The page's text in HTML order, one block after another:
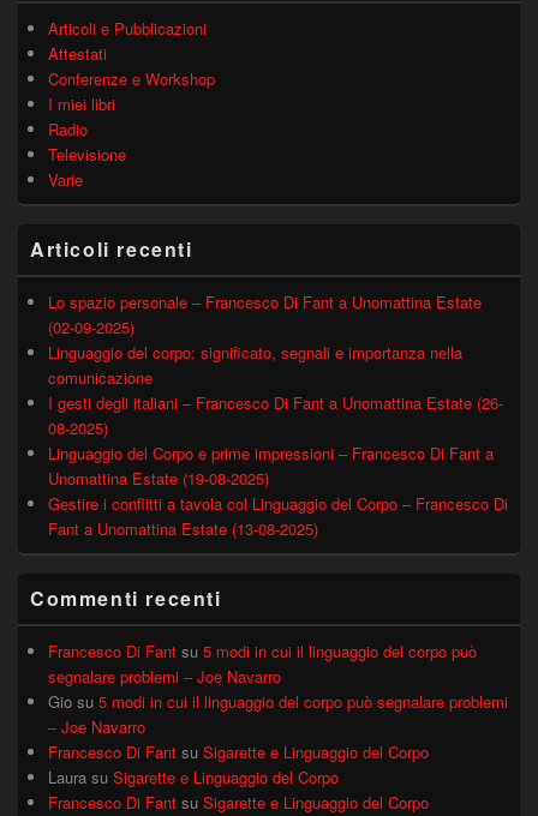
Articoli e Pubblicazioni
Attestati
Conferenze e Workshop
I miei libri
Radio
Televisione
Varie
Articoli recenti
Lo spazio personale – Francesco Di Fant a Unomattina Estate
(02-09-2025)
Linguaggio del corpo: significato, segnali e importanza nella
comunicazione
I gesti degli italiani – Francesco Di Fant a Unomattina Estate (26-
08-2025)
Linguaggio del Corpo e prime impressioni – Francesco Di Fant a
Unomattina Estate (19-08-2025)
Gestire i conflitti a tavola col Linguaggio del Corpo – Francesco Di
Fant a Unomattina Estate (13-08-2025)
Commenti recenti
Francesco Di Fant su 5 modi in cui il linguaggio del corpo può
segnalare problemi – Joe Navarro
Gio su 5 modi in cui il linguaggio del corpo può segnalare problemi
– Joe Navarro
Francesco Di Fant su Sigarette e Linguaggio del Corpo
Laura su Sigarette e Linguaggio del Corpo
Francesco Di Fant su Sigarette e Linguaggio del Corpo